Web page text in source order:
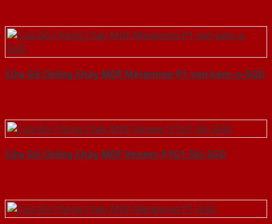
Cửa Gỗ Chống Cháy MDF Melamine P1 van kem-a-SGD
Cửa Gỗ Chống Cháy MDF Veneer P1G1 Sồi-SGD